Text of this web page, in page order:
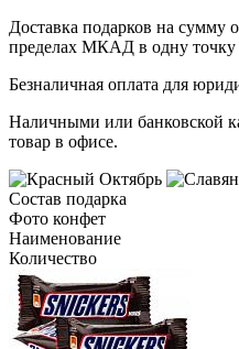
Доставка подарков на сумму
пределах МКАД в одну точку
Безналичная оплата для
Наличными или банковской
товар в офисе.
Состав подарка
Фото конфет
Наименование
Количество